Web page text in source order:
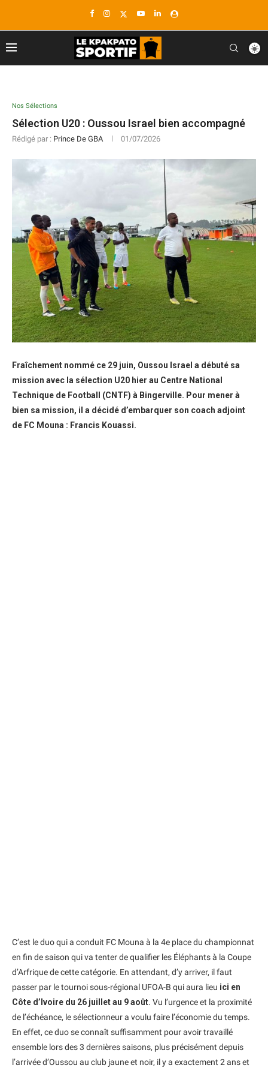
Nos Sélections
Sélection U20 : Oussou Israel bien accompagné
Rédigé par : Prince De GBA 01/07/2026
Fraîchement nommé ce 29 juin, Oussou Israel a débuté sa
mission avec la sélection U20 hier au Centre National
Technique de Football (CNTF) à Bingerville. Pour mener à
bien sa mission, il a décidé d’embarquer son coach adjoint
de FC Mouna : Francis Kouassi.
C’est le duo qui a conduit FC Mouna à la 4e place du championnat
en fin de saison qui va tenter de qualifier les Éléphants à la Coupe
d’Arfrique de cette catégorie. En attendant, d’y arriver, il faut
passer par le tournoi sous-régional UFOA-B qui aura lieu ici en
Côte d’Ivoire du 26 juillet au 9 août. Vu l’urgence et la proximité
de l’échéance, le sélectionneur a voulu faire l’économie du temps.
En effet, ce duo se connaît suffisamment pour avoir travaillé
ensemble lors des 3 dernières saisons, plus précisément depuis
l’arrivée d’Oussou au club jaune et noir, il y a exactement 2 ans et